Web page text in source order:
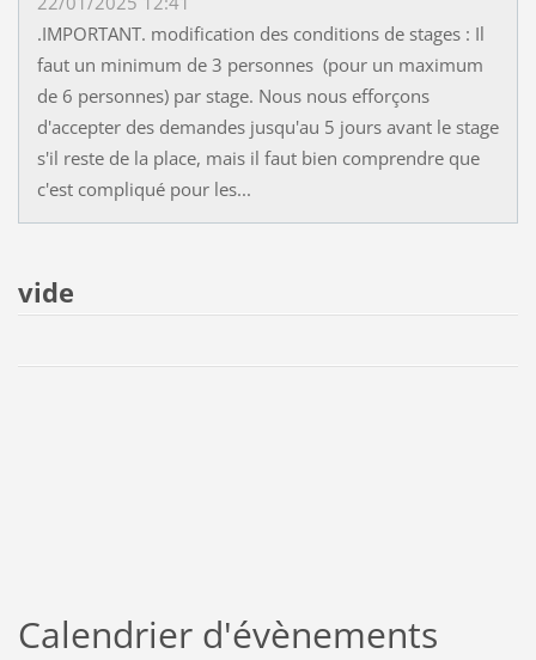
.IMPORTANT. modification des conditions de stages : Il
faut un minimum de 3 personnes (pour un maximum
de 6 personnes) par stage. Nous nous efforçons
d'accepter des demandes jusqu'au 5 jours avant le stage
s'il reste de la place, mais il faut bien comprendre que
c'est compliqué pour les...
vide
Calendrier d'évènements